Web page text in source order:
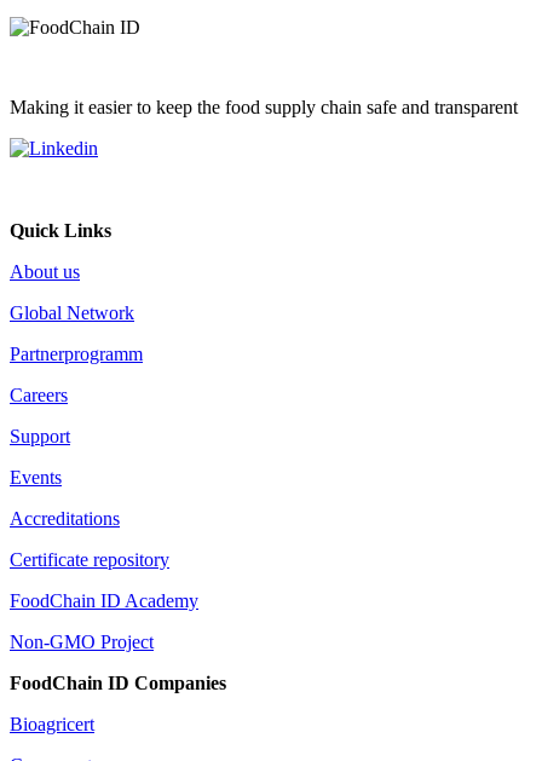
Making it easier to keep the food supply chain safe and transparent
Quick Links
About us
Global Network
Partnerprogramm
Careers
Support
Events
Accreditations
Certificate repository
FoodChain ID Academy
Non-GMO Project
FoodChain ID Companies
Bioagricert